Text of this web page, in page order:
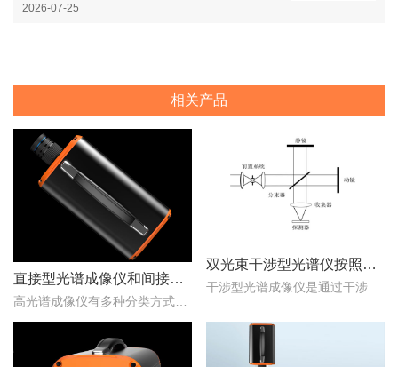
2026-07-25
相关产品
直接型光谱成像仪和间接型光谱成像仪区别
高光谱成像仪有多种分类方式，按照重构理论分类，可以分为直接型光谱成像仪和间接型光谱成像仪。那么，直接型光谱成像仪和间接型光谱成像仪什么区别？下文对直接型光谱成像..
双光束干涉型光谱仪按照调制方式不同可分为哪些类型？
干涉型光谱成像仪是通过干涉元件和焦平面探测器对目标场景进行成像，干涉光谱成像技术主要包括双光束干涉型和多光束干涉型两种。那么，双光束干涉型光谱仪按照调制方式不同..